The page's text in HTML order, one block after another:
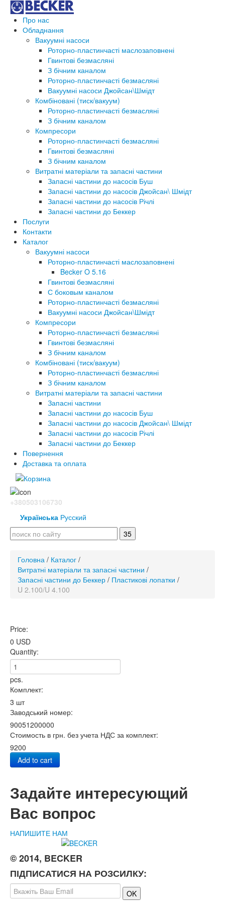
Про нас
Обладнання
Вакуумні насоси
Роторно-пластинчасті маслозаповнені
Гвинтові безмасляні
З бічним каналом
Роторно-пластинчасті безмасляні
Вакуумні насоси Джойсан\Шмідт
Комбіновані (тиск/вакуум)
Роторно-пластинчасті безмасляні
З бічним каналом
Компресори
Роторно-пластинчасті безмасляні
Гвинтові безмасляні
З бічним каналом
Витратні матеріали та запасні частини
Запасні частини до насосів Буш
Запасні частини до насосів Джойсан\ Шмідт
Запасні частини до насосів Річлі
Запасні частини до Беккер
Послуги
Контакти
Каталог
Вакуумні насоси
Роторно-пластинчасті маслозаповнені
Becker O 5.16
Гвинтові безмасляні
С боковым каналом
Роторно-пластинчасті безмасляні
Вакуумні насоси Джойсан\Шмідт
Компресори
Роторно-пластинчасті безмасляні
Гвинтові безмасляні
З бічним каналом
Комбіновані (тиск/вакуум)
Роторно-пластинчасті безмасляні
З бічним каналом
Витратні матеріали та запасні частини
Запасні частини
Запасні частини до насосів Буш
Запасні частини до насосів Джойсан\ Шмідт
Запасні частини до насосів Річлі
Запасні частини до Беккер
Повернення
Доставка та оплата
+380503106730
Українська Русский
Головна / Каталог /
Витратні матеріали та запасні частини /
Запасні частини до Беккер / Пластикові лопатки /
U 2.100/U 4.100
Price:
0 USD
Quantity:
pcs.
Комплект:
3 шт
Заводський номер:
90051200000
Стоимость в грн. без учета НДС за комплект:
9200
Add to cart
Задайте интересующий
Вас вопрос
НАПИШИТЕ НАМ
© 2014, BECKER
ПІДПИСАТИСЯ НА РОЗСИЛКУ: